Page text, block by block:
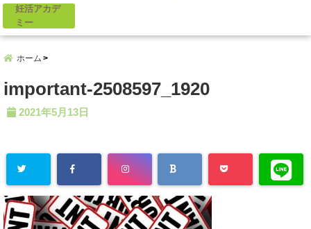
妊活アカデ
ミー
ホーム
important-2508597_1920
2021年5月13日